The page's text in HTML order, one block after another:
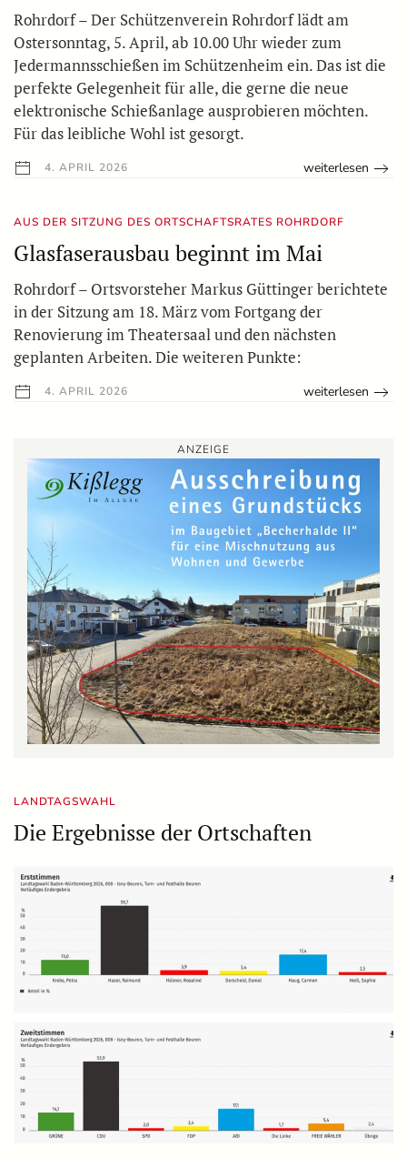
Rohrdorf – Der Schützenverein Rohrdorf lädt am
Ostersonntag, 5. April, ab 10.00 Uhr wieder zum
Jedermannsschießen im Schützenheim ein. Das ist die
perfekte Gelegenheit für alle, die gerne die neue
elektronische Schießanlage ausprobieren möchten.
Für das leibliche Wohl ist gesorgt.
4. APRIL 2026 weiterlesen
AUS DER SITZUNG DES ORTSCHAFTSRATES ROHRDORF
Glasfaserausbau beginnt im Mai
Rohrdorf – Ortsvorsteher Markus Güttinger berichtete
in der Sitzung am 18. März vom Fortgang der
Renovierung im Theatersaal und den nächsten
geplanten Arbeiten. Die weiteren Punkte:
4. APRIL 2026 weiterlesen
ANZEIGE
LANDTAGSWAHL
Die Ergebnisse der Ortschaften